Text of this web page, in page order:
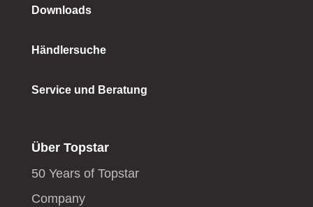
Downloads
Händlersuche
Service und Beratung
Über Topstar
50 Years of Topstar
Company